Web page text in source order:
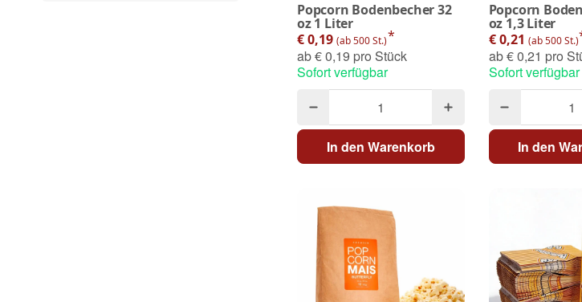
Popcorn Bodenbecher 32
oz 1 Liter
€ 0,19 (ab 500 St.)*
ab€ 0,19 pro Stück
Sofort verfügbar
In den Warenkorb
Popcorn
oz 1,3 Liter
€ 0,21 (ab 500 St.)
ab€ 0,21 pro
Sofort verfügbar
In den